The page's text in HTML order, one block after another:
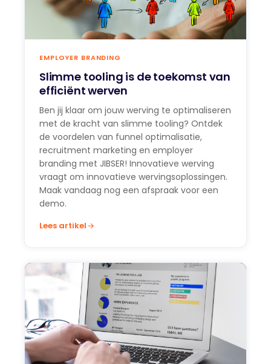
EMPLOYER BRANDING
Slimme tooling is de toekomst van
efficiënt werven
Ben jij klaar om jouw werving te optimaliseren
met de kracht van slimme tooling? Ontdek
de voordelen van funnel optimalisatie,
recruitment marketing en employer
branding met JIBSER! Innovatieve werving
vraagt om innovatieve wervingsoplossingen.
Maak vandaag nog een afspraak voor een
demo.
Lees artikel